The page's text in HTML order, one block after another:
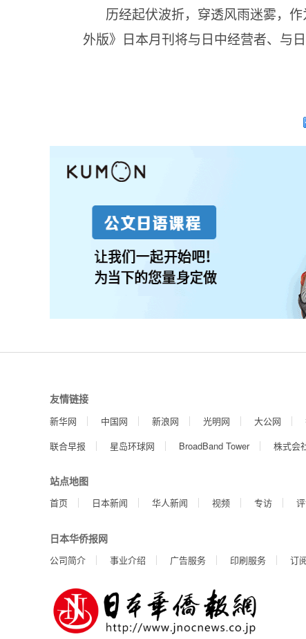
历经起伏波折，穿透风雨迷雾，
外版》日本月刊将与日中经营者、与
友情链接
新华网 中国网 新浪网 光明网 大公网
联合早报
星岛环球网 BroadBand Tower 株式会
站点地图
首页 日本新闻 华人新闻 视频 专访
日本华侨报网
公司简介 事业介绍 广告服务 印刷服务 订